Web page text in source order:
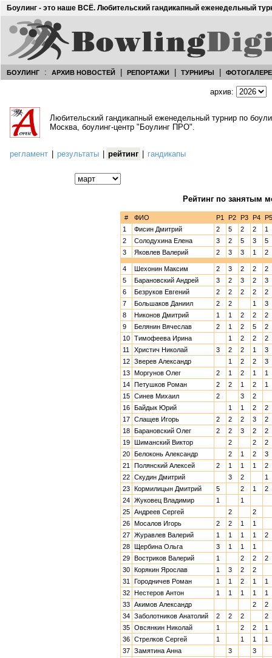
Боулинг - это наше ВСЁ. Любительский гандикапный еженедельный
БОУЛИНГ : АРХИВ НОВОСТЕЙ РЕПОРТАЖИ ТУРНИРЫ
архив:
Любительский гандикапный еженедельный турнир по
Москва, боулинг-центр "Боулинг ПРО".
регламент результаты рейтинг гандикапы
Рейтинг по занятым
# ФИО Р1 Р2 Р3 Р4
Р5
1
Фисин Дмитрий 2 5 2 2
1
2
Солодухина Елена 3 2 5 3
5
3
Яковлев Валерий 2 3 3 1 2
4 Шехонин Максим 2 3 2 2
2
5
Барановский Андрей 3 2 3 2
3
6
Безруков Евгений 2 2 2 2
2
7
Большаков Даниил 2 2 1
3
8
Никонов Дмитрий 1 1 2 2
2
9
Белянин Вячеслав 2 1 2 5
2
10
Тимофеева Ирина 1 2 2
2
11
Христич Николай 3 2 2 1
3
12
Зверев Александр 1 2 2
3
13
Моргунов Олег 2 1 2 1
1
14
Петушков Роман 2 2 1 2
1
15
Синев Михаил 2 3
2
16
Байдык Юрий 1 1 2
2
17
Слащев Игорь 2 2 2 3
2
18
Барановский Олег 2 2 3 2
2
19
Шиманский Виктор 2 2
2
20
Белоконь Александр 2 1 2
3
21
Полянский Алексей 2 1 1 1
2
22
Скудин Дмитрий 3 2
1
23
Кормилицын Дмитрий 5 2 1
2
24
Жуковец Владимир 1
1
25
Андреев Сергей 2
2
26
Мосалов Игорь 2 2 1
1
27
Журавлев Валерий 1 1 1 1
2
28
Щербина Ольга 3 1 1
1
29
Востриков Валерий 1 2 2
2
30
Корякин Ярослав 1 3 2
2
31
Городничев Роман 1 1 2 1
1
32
Нестеров Антон 1 1 1 1
1
33
Акимов Александр 2
2
34
Заболотников Анатолий 2 2 2
2
35
Овсянкин Николай 1 2 2
1
36
Стрелков Сергей 1 1 1
1
37
Замятина Анна 3
3